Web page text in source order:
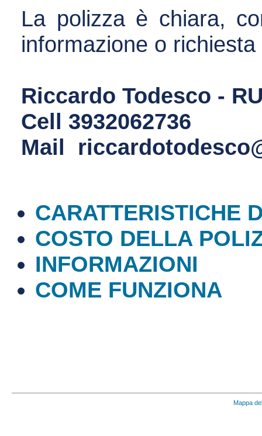
La polizza è chiara,
informazione o
Riccardo Todesco -
Cell 3932062736
Mail
CARATTERISTICHE
COSTO DELLA
INFORMAZIONI
COME FUNZIONA
Mappa